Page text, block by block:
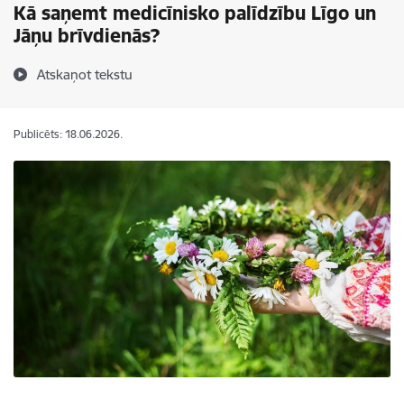
Kā saņemt medicīnisko palīdzību Līgo un
Jāņu brīvdienās?
Atskaņot tekstu
Publicēts: 18.06.2026.